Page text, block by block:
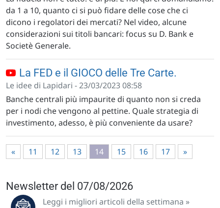
da 1 a 10, quanto ci si può fidare delle cose che ci
dicono i regolatori dei mercati? Nel video, alcune
considerazioni sui titoli bancari: focus su D. Bank e
Societè Generale.
La FED e il GIOCO delle Tre Carte.
Le idee di Lapidari - 23/03/2023 08:58
Banche centrali più impaurite di quanto non si creda
per i nodi che vengono al pettine. Quale strategia di
investimento, adesso, è più conveniente da usare?
« 11 12 13 14 15 16 17 »
Newsletter del 07/08/2026
Leggi i migliori articoli della settimana »